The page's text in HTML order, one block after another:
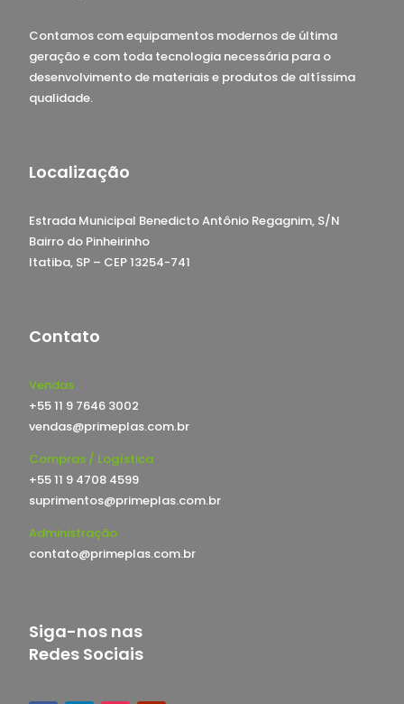
Contamos com equipamentos modernos de última
geração e com toda tecnologia necessária para o
desenvolvimento de materiais e produtos de altíssima
qualidade.
Localização
Estrada Municipal Benedicto Antônio Regagnim, S/N
Bairro do Pinheirinho
Itatiba, SP – CEP 13254-741
Contato
Vendas
+55 11 9 7646 3002
vendas@primeplas.com.br
Compras / Logística
+55 11 9 4708 4599
suprimentos@primeplas.com.br
Administração
contato@primeplas.com.br
Siga-nos nas
Redes Sociais